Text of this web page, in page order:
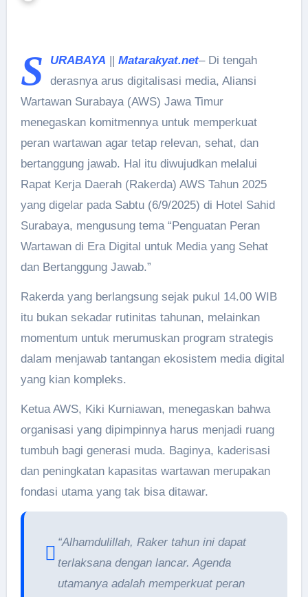
S URABAYA || Matarakyat.net– Di tengah
derasnya arus digitalisasi media, Aliansi
Wartawan Surabaya (AWS) Jawa Timur
menegaskan komitmennya untuk memperkuat
peran wartawan agar tetap relevan, sehat, dan
bertanggung jawab. Hal itu diwujudkan melalui
Rapat Kerja Daerah (Rakerda) AWS Tahun 2025
yang digelar pada Sabtu (6/9/2025) di Hotel Sahid
Surabaya, mengusung tema “Penguatan Peran
Wartawan di Era Digital untuk Media yang Sehat
dan Bertanggung Jawab.”
Rakerda yang berlangsung sejak pukul 14.00 WIB
itu bukan sekadar rutinitas tahunan, melainkan
momentum untuk merumuskan program strategis
dalam menjawab tantangan ekosistem media digital
yang kian kompleks.
Ketua AWS, Kiki Kurniawan, menegaskan bahwa
organisasi yang dipimpinnya harus menjadi ruang
tumbuh bagi generasi muda. Baginya, kaderisasi
dan peningkatan kapasitas wartawan merupakan
fondasi utama yang tak bisa ditawar.
“Alhamdulillah, Raker tahun ini dapat
terlaksana dengan lancar. Agenda
utamanya adalah memperkuat peran